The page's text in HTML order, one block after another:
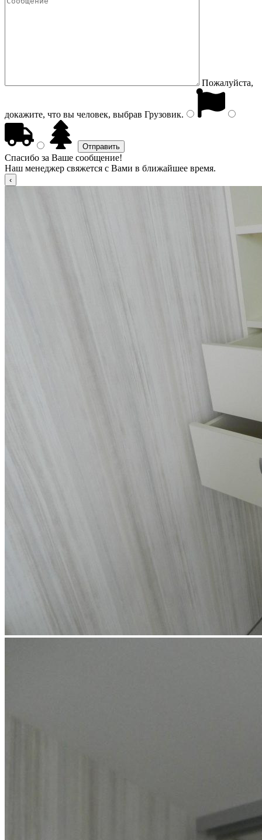
Пожалуйста,
докажите, что вы человек, выбрав Грузовик.
Спасибо за Ваше сообщение!
Наш менеджер свяжется с Вами в ближайшее время.